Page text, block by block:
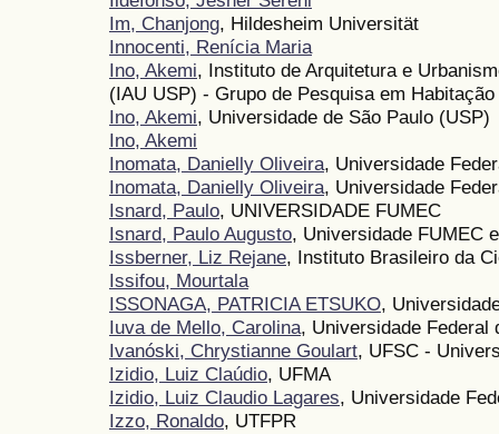
Im, Chanjong, Hildesheim Universität
Innocenti, Renícia Maria
Ino, Akemi, Instituto de Arquitetura e
(IAU USP) - Grupo de Pesquisa em
Ino, Akemi, Universidade de São Paulo (USP)
Ino, Akemi
Inomata, Danielly Oliveira, Universidade
Inomata, Danielly Oliveira, Universidade
Isnard, Paulo, UNIVERSIDADE FUMEC
Isnard, Paulo Augusto, Universidade FUMEC
Issberner, Liz Rejane, Instituto Brasileiro da
Issifou, Mourtala
ISSONAGA, PATRICIA ETSUKO,
Iuva de Mello, Carolina, Universidade Federal
Ivanóski, Chrystianne Goulart, UFSC -
Izidio, Luiz Claúdio, UFMA
Izidio, Luiz Claudio Lagares, Universidade
Izzo, Ronaldo, UTFPR